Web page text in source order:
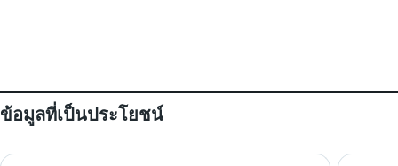
ข้อมูลที่เป็นประโยชน์